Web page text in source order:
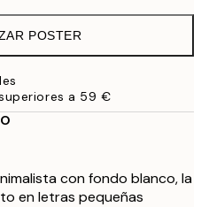
POSTER
a 59 €
con fondo blanco, la
en letras pequeñas